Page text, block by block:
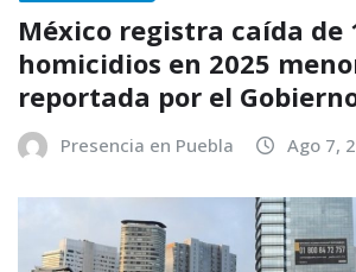
México registra caída de
homicidios en 2025
reportada por el
Presencia en Puebla Ago 7,